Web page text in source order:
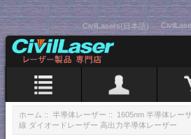
CivilLasers(日本語)
ホーム :: 半導体レーザー :: 1605nm 半導体レー
線 ダイオードレーザー 高出力半導体レーザー